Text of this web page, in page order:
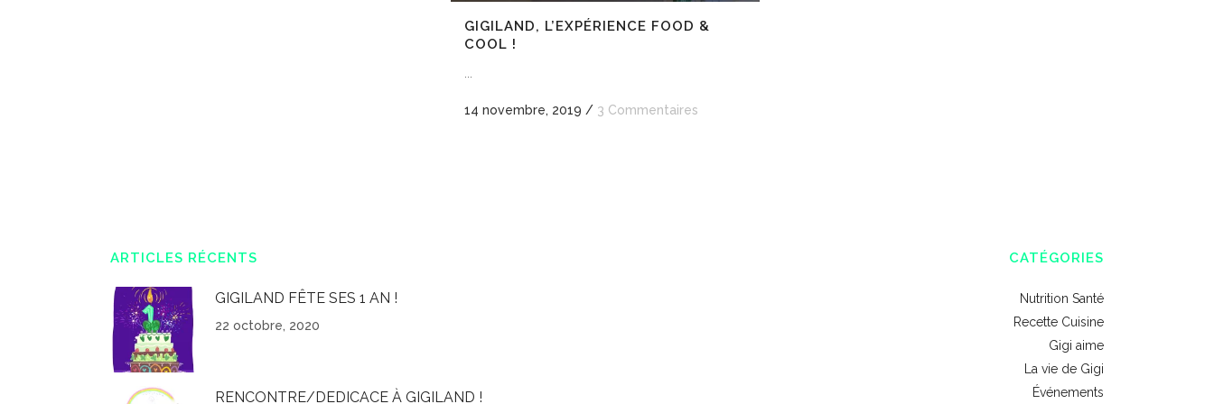
GIGILAND, L’EXPÉRIENCE FOOD &
COOL !
...
14 novembre, 2019 / 3 Commentaires
ARTICLES RÉCENTS
GIGILAND FÊTE SES 1 AN !
22 octobre, 2020
RENCONTRE/DEDICACE À GIGILAND !
CATÉGORIES
Nutrition Santé
Recette Cuisine
Gigi aime
La vie de Gigi
Événements